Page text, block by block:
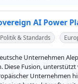
AI Power
& Standards
Unternehmen
Fusion,
Unternehmen